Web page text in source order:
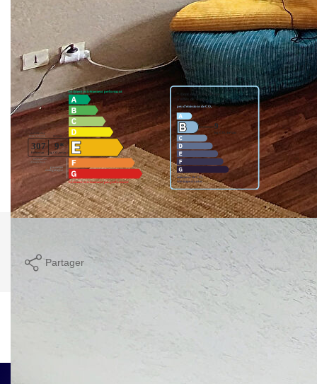
Nos honoraires Nous contacter
Diagnostics énergétiques
Imprimer
Partager Calculer mon budget
Ce bien est soumis à un diagnostic ERP (État